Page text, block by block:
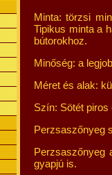
Minta: törzsi
Tipikus minta a
bútorokhoz.
Minőség: a
Méret és alak:
Szín: Sötét
Perzsaszőnyeg
Perzsaszőnyeg
gyapjú is.